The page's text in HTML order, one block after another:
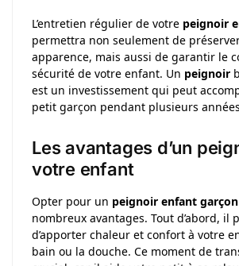
L’entretien régulier de votre peignoir
permettra non seulement de
apparence, mais aussi de garantir le
sécurité de votre enfant. Un peignoir
est un investissement qui peut
petit garçon pendant plusieurs
Les avantages d’un
votre enfant
Opter pour un peignoir enfant garçon
nombreux avantages. Tout d’abord, il
d’apporter chaleur et confort à votre
bain ou la douche. Ce moment de